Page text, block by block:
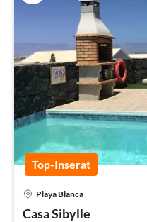
Top-Inserat
Playa Blanca
Casa Sibylle